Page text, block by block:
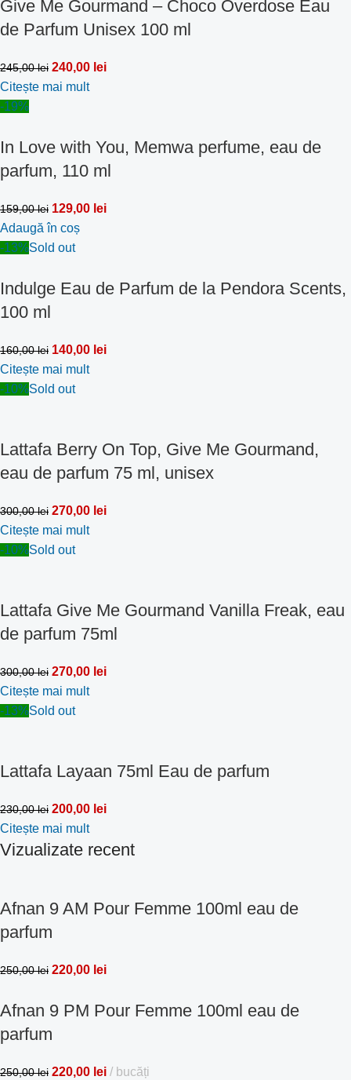
Give Me Gourmand – Choco Overdose Eau
de Parfum Unisex 100 ml
245,00lei 240,00 lei
Citește mai mult
-19%
In Love with You, Memwa perfume, eau de
parfum, 110 ml
159,00lei 129,00 lei
Adaugă în coș
-13%Sold out
Indulge Eau de Parfum de la Pendora Scents,
100 ml
160,00lei 140,00 lei
Citește mai mult
-10%Sold out
Lattafa Berry On Top, Give Me Gourmand,
eau de parfum 75 ml, unisex
300,00lei 270,00 lei
Citește mai mult
-10%Sold out
Lattafa Give Me Gourmand Vanilla Freak, eau
de parfum 75ml
300,00lei 270,00 lei
Citește mai mult
-13%Sold out
Lattafa Layaan 75ml Eau de parfum
230,00lei 200,00 lei
Citește mai mult
Vizualizate recent
Afnan 9 AM Pour Femme 100ml eau de
parfum
250,00lei 220,00 lei
Afnan 9 PM Pour Femme 100ml eau de
parfum
250,00lei 220,00 lei bucăți